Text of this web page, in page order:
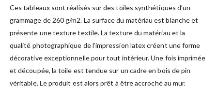
Ces tableaux sont réalisés sur des toiles synthétiques d’un
grammage de 260 g/m2. La surface du matériau est blanche et
présente une texture textile. La texture du matériau et la
qualité photographique de l’impression latex créent une forme
décorative exceptionnelle pour tout intérieur. Une fois imprimée
et découpée, la toile est tendue sur un cadre en bois de pin
véritable. Le produit est alors prêt à être accroché au mur.